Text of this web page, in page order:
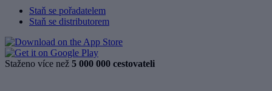
Staň se pořadatelem
Staň se distributorem
Staženo více než 5 000 000 cestovateli